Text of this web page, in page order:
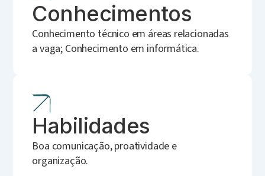
Conhecimentos
Conhecimento técnico em áreas relacionadas
a vaga; Conhecimento em informática.
Habilidades
Boa comunicação, proatividade e
organização.